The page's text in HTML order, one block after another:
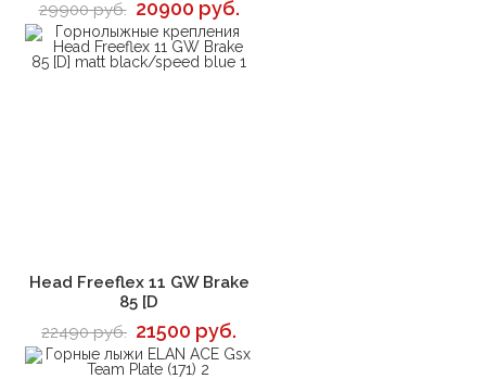
29900 руб. 20900 руб.
В корзину
Head Freeflex 11 GW Brake
85 [D
22490 руб. 21500 руб.